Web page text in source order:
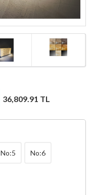
36,809.91 TL
No:5 No:6